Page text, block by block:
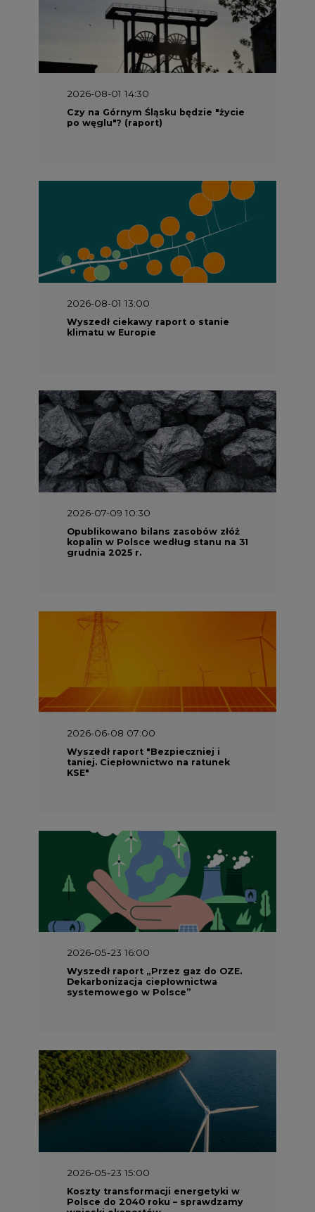
2026-08-01 14:30
Czy na Górnym Śląsku będzie "życie
po węglu"? (raport)
2026-08-01 13:00
Wyszedł ciekawy raport o stanie
klimatu w Europie
2026-07-09 10:30
Opublikowano bilans zasobów złóż
kopalin w Polsce według stanu na 31
grudnia 2025 r.
2026-06-08 07:00
taniej. Ciepłownictwo na ratunek
KSE"
2026-05-23 16:00
Wyszedł raport „Przez gaz do OZE.
Dekarbonizacja ciepłownictwa
systemowego w Polsce”
Koszty transformacji energetyki w
Polsce do 2040 roku – sprawdzamy
wnioski ekspertów